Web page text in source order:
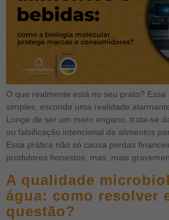
O que realmente está no seu prato?
simples, esconde uma realidade
Longe de ser um mero engano, trata-se
ou falsificação intencional de alimentos
Essa prática não só causa perdas
produtores honestos, mas, mais
A qualidade
água: como resolver
questão?